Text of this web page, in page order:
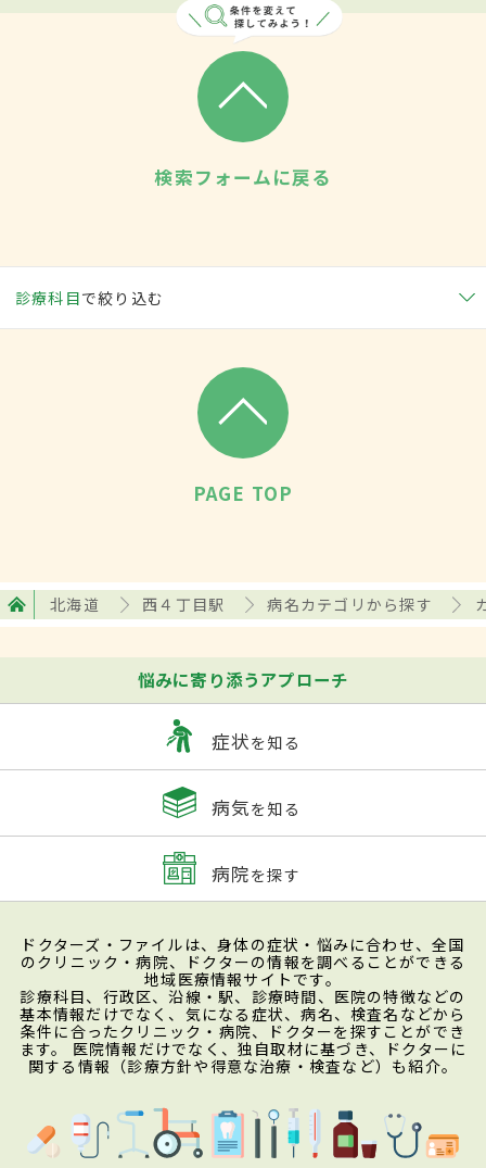
検索フォームに戻る
診療科目で絞り込む
PAGE TOP
北海道 西４丁目駅 病名カテゴリから探す
悩みに寄り添うアプローチ
症状を知る
病気を知る
病院を探す
ドクターズ・ファイルは、身体の症状・悩みに合わせ、全国
のクリニック・病院、ドクターの情報を調べることができる
地域医療情報サイトです。
診療科目、行政区、沿線・駅、診療時間、医院の特徴などの
基本情報だけでなく、気になる症状、病名、検査名などから
条件に合ったクリニック・病院、ドクターを探すことができ
ます。 医院情報だけでなく、独自取材に基づき、ドクターに
関する情報（診療方針や得意な治療・検査など）も紹介。